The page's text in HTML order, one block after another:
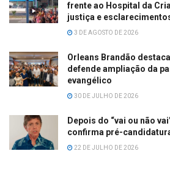
frente ao Hospital da
justiça e
3 DE AGOSTO DE 2026
Orleans Brandão
defende ampliação da
evangélico
30 DE JULHO DE 2026
Depois do “vai ou não
confirma pré-
22 DE JULHO DE 2026